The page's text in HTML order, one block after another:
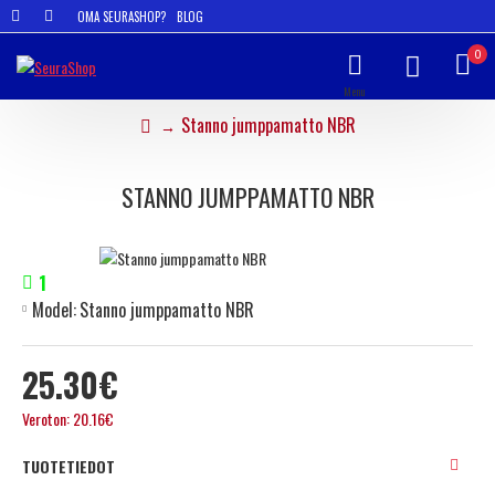
OMA SEURASHOP? BLOG
0
Stanno jumppamatto NBR
STANNO JUMPPAMATTO NBR
25.30€
Veroton: 20.16€
1
Model:Stanno jumppamatto NBR
TUOTETIEDOT